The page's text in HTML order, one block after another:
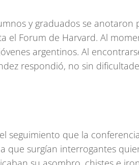
y graduados se anotaron
el Forum de Harvard. Al
argentinos. Al
respondió, no sin
seguimiento que la
que surgían interrogantes